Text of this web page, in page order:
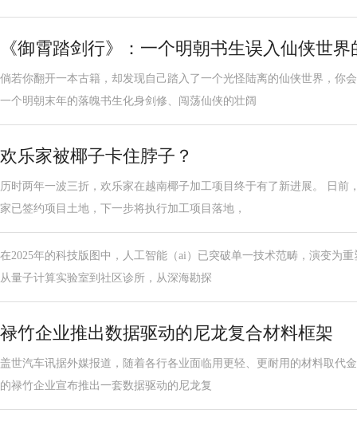
《御霄踏剑行》：一个明朝书生误入仙侠世
倘若你翻开一本古籍，却发现自己踏入了一个光怪陆离的仙侠世界，你
一个明朝末年的落魄书生化身剑修、闯荡仙侠的壮阔
欢乐家被椰子卡住脖子？
历时两年一波三折，欢乐家在越南椰子加工项目终于有了新进展。 日前
家已签约项目土地，下一步将执行加工项目落地，
在2025年的科技版图中，人工智能（ai）已突破单一技术范畴，演变为
从量子计算实验室到社区诊所，从深海勘探
禄竹企业推出数据驱动的尼龙复合材料框架
盖世汽车讯据外媒报道，随着各行各业面临用更轻、更耐用的材料取代
的禄竹企业宣布推出一套数据驱动的尼龙复